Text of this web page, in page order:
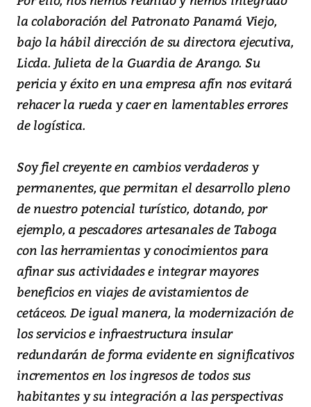
la colaboración del Patronato Panamá Viejo,
bajo la hábil dirección de su directora ejecutiva,
Licda. Julieta de la Guardia de Arango. Su
pericia y éxito en una empresa afín nos evitará
rehacer la rueda y caer en lamentables errores
de logística.
Soy fiel creyente en cambios verdaderos y
permanentes, que permitan el desarrollo pleno
de nuestro potencial turístico, dotando, por
ejemplo, a pescadores artesanales de Taboga
con las herramientas y conocimientos para
afinar sus actividades e integrar mayores
beneficios en viajes de avistamientos de
cetáceos. De igual manera, la modernización de
los servicios e infraestructura insular
redundarán de forma evidente en significativos
incrementos en los ingresos de todos sus
habitantes y su integración a las perspectivas